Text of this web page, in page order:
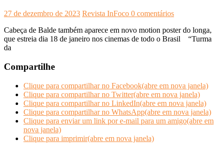
27 de dezembro de 2023 Revista InFoco 0 comentários
Cabeça de Balde também aparece em novo motion poster do longa,
que estreia dia 18 de janeiro nos cinemas de todo o Brasil “Turma
da
Compartilhe
Clique para compartilhar no Facebook(abre em nova janela)
Clique para compartilhar no Twitter(abre em nova janela)
Clique para compartilhar no LinkedIn(abre em nova janela)
Clique para compartilhar no WhatsApp(abre em nova janela)
Clique para enviar um link por e-mail para um amigo(abre em
nova janela)
Clique para imprimir(abre em nova janela)